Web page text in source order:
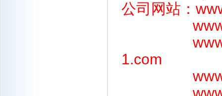
公司网站：
1.com